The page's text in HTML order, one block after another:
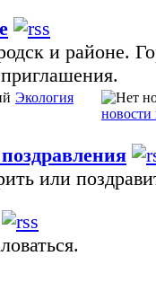
и районе.
Экология
новости
или